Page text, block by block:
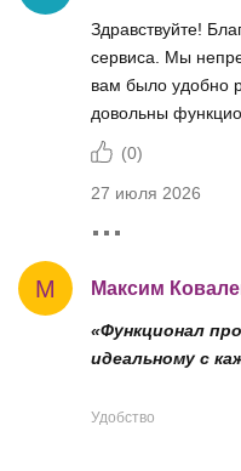
Здравствуйте!
сервиса. Мы
вам было удобно
довольны
(0)
27 июля 2026
М Максим
«Функционал
идеальному с
Удобство